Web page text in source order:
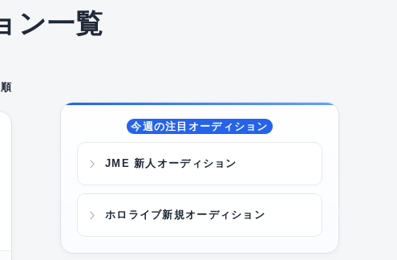
ン一覧
今週の注目オーディション
JME 新人オーディション
ホロライブ新規オーディション